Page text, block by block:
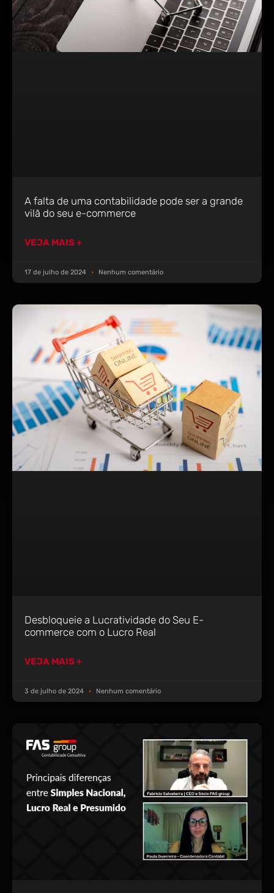
A falta de uma contabilidade pode ser a grande
vilã do seu e-commerce
VEJA MAIS +
17 de julho de 2024 Nenhum comentário
Desbloqueie a Lucratividade do Seu E-
commerce com o Lucro Real
VEJA MAIS +
3 de julho de 2024 Nenhum comentário